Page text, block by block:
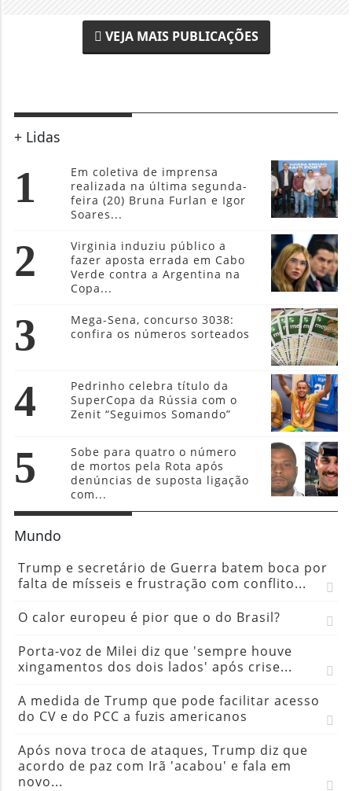
VEJA MAIS PUBLICAÇÕES
+ Lidas
1
Em coletiva de imprensa
realizada na última segunda-
feira (20) Bruna Furlan e Igor
Soares...
2
Virginia induziu público a
fazer aposta errada em Cabo
Verde contra a Argentina na
Copa...
3
Mega-Sena, concurso 3038:
confira os números sorteados
4
Pedrinho celebra título da
SuperCopa da Rússia com o
Zenit “Seguimos Somando”
5
Sobe para quatro o número
de mortos pela Rota após
denúncias de suposta ligação
com...
Mundo
Trump e secretário de Guerra batem boca por
falta de mísseis e frustração com conflito...
O calor europeu é pior que o do Brasil?
Porta-voz de Milei diz que 'sempre houve
xingamentos dos dois lados' após crise...
A medida de Trump que pode facilitar acesso
do CV e do PCC a fuzis americanos
Após nova troca de ataques, Trump diz que
acordo de paz com Irã 'acabou' e fala em
novo...